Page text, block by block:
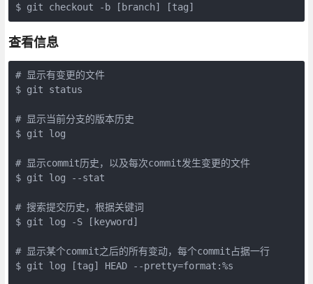
$ git checkout -b [branch] [tag]
查看信息
# 显示有变更的文件
$ git status
# 显示当前分支的版本历史
$ git log
# 显示commit历史，以及每次commit发生变更的文件
$ git log --stat
# 搜索提交历史，根据关键词
$ git log -S [keyword]
# 显示某个commit之后的所有变动，每个commit占据一行
$ git log [tag] HEAD --pretty=format:%s